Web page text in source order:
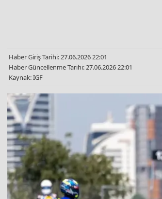
Haber Giriş Tarihi: 27.06.2026 22:01
Haber Güncellenme Tarihi: 27.06.2026 22:01
Kaynak: IGF